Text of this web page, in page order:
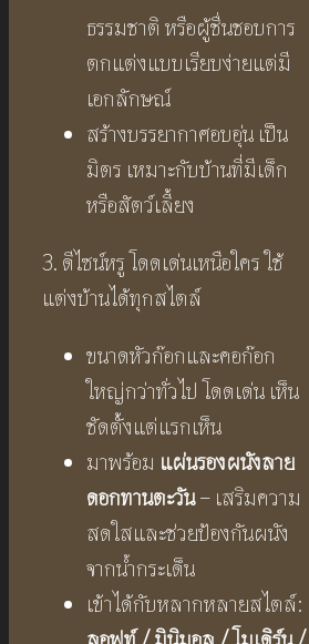
ธรรมชาติ หรือผู้ชื่นชอบการ
ตกแต่งแบบเรียบง่ายแต่มี
เอกลักษณ์
สร้างบรรยากาศอบอุ่น เป็น
มิตร เหมาะกับบ้านที่มีเด็ก
หรือสัตว์เลี้ยง
3. ดีไซน์หรู โดดเด่นเหนือใคร ใช้
แต่งบ้านได้ทุกสไตล์
ขนาดหัวก๊อกและคอก๊อก
ใหญ่กว่าทั่วไป โดดเด่น เห็น
ชัดตั้งแต่แรกเห็น
มาพร้อม แผ่นรองผนังลาย
ดอกทานตะวัน– เสริมความ
สดใสและช่วยป้องกันผนัง
จากน้ำกระเด็น
เข้าได้กับหลากหลายสไตล์: